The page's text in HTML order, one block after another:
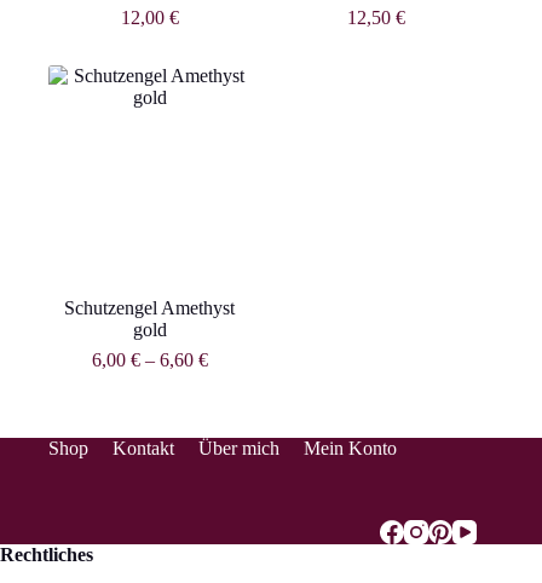
12,00 €
12,50 €
Schutzengel Amethyst
gold
6,00 €– 6,60 €
Shop Kontakt Über mich Mein Konto
Rechtliches